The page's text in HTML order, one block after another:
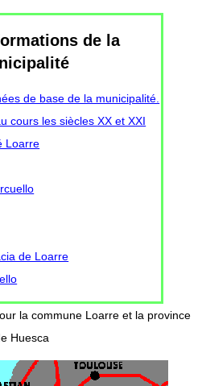
de la
de base de la municipalité.
cours les siècles XX et XXI
Loarre
de Loarre
la commune Loarre et la province
Huesca